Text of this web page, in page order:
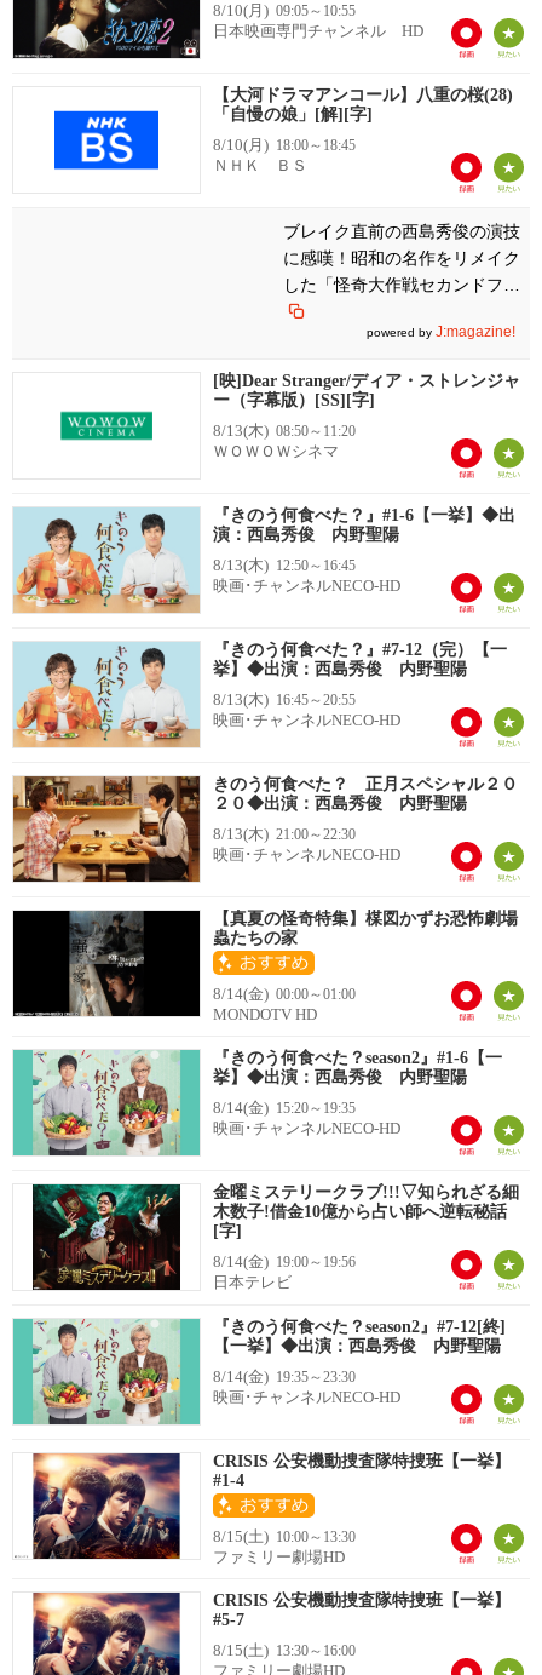
8/10(月) 09:05～10:55
日本映画専門チャンネル HD
【大河ドラマアンコール】八重の桜(28)
「自慢の娘」[解][字]
8/10(月) 18:00～18:45
ＮＨＫ ＢＳ
ブレイク直前の西島秀俊の演技
に感嘆！昭和の名作をリメイク
した「怪奇大作戦セカンドファ
イル」のすごみ
powered by J:magazine!
[映]Dear Stranger/ディア・ストレンジャ
ー（字幕版）[SS][字]
8/13(木) 08:50～11:20
ＷＯＷＯＷシネマ
『きのう何食べた？』#1-6【一挙】◆出
演：西島秀俊 内野聖陽
8/13(木) 12:50～16:45
映画･チャンネルNECO-HD
『きのう何食べた？』#7-12（完）【一
挙】◆出演：西島秀俊 内野聖陽
8/13(木) 16:45～20:55
映画･チャンネルNECO-HD
きのう何食べた？ 正月スペシャル２０
２０◆出演：西島秀俊 内野聖陽
8/13(木) 21:00～22:30
映画･チャンネルNECO-HD
【真夏の怪奇特集】楳図かずお恐怖劇場
蟲たちの家
8/14(金) 00:00～01:00
MONDOTV HD
『きのう何食べた？season2』#1-6【一
挙】◆出演：西島秀俊 内野聖陽
8/14(金) 15:20～19:35
映画･チャンネルNECO-HD
金曜ミステリークラブ!!!▽知られざる細
木数子!借金10億から占い師へ逆転秘話
[字]
8/14(金) 19:00～19:56
日本テレビ
『きのう何食べた？season2』#7-12[終]
【一挙】◆出演：西島秀俊 内野聖陽
8/14(金) 19:35～23:30
映画･チャンネルNECO-HD
CRISIS 公安機動捜査隊特捜班【一挙】
#1-4
8/15(土) 10:00～13:30
ファミリー劇場HD
CRISIS 公安機動捜査隊特捜班【一挙】
#5-7
8/15(土) 13:30～16:00
ファミリー劇場HD